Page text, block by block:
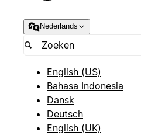
Nederlands
English (US)
Bahasa Indonesia
Dansk
Deutsch
English (UK)